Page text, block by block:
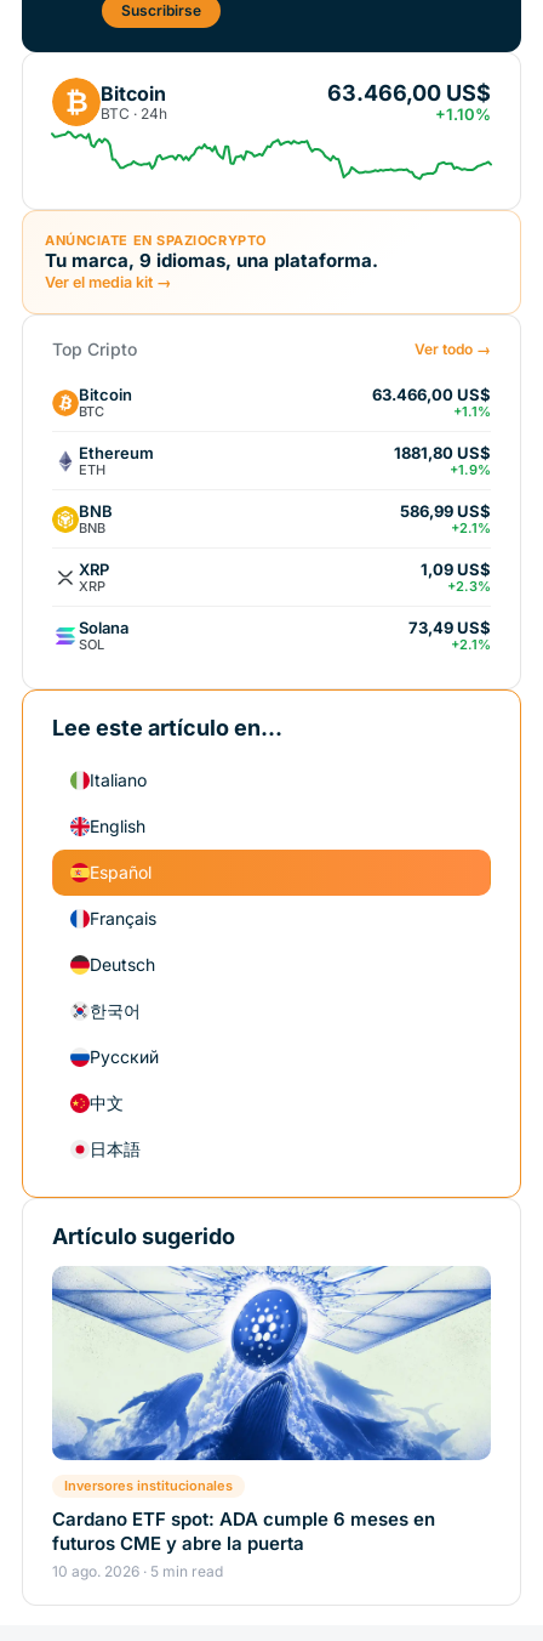
Suscribirse
₿ Bitcoin
BTC · 24h
63.466,00 US$
+1.10%
ANÚNCIATE EN SPAZIOCRYPTO
Tu marca, 9 idiomas, una plataforma.
Ver el media kit →
Top Cripto Ver todo →
Bitcoin
BTC
63.466,00 US$
+1.1%
Ethereum
ETH
1881,80 US$
+1.9%
BNB
BNB
586,99 US$
+2.1%
XRP
XRP
1,09 US$
+2.3%
Solana
SOL
73,49 US$
+2.1%
Lee este artículo en...
Italiano
English
Español
Français
Deutsch
한국어
Русский
中文
日本語
Artículo sugerido
Inversores institucionales
Cardano ETF spot: ADA cumple 6 meses en
futuros CME y abre la puerta
10 ago. 2026 · 5 min read